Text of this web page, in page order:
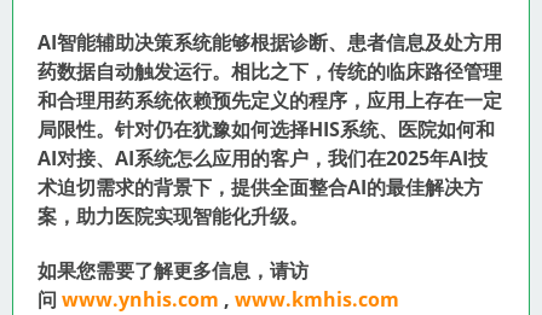
AI智能辅助决策系统能够根据诊断、患者信息及处方用
药数据自动触发运行。相比之下，传统的临床路径管理
和合理用药系统依赖预先定义的程序，应用上存在一定
局限性。针对仍在犹豫如何选择HIS系统、医院如何和
AI对接、AI系统怎么应用的客户，我们在2025年AI技
术迫切需求的背景下，提供全面整合AI的最佳解决方
案，助力医院实现智能化升级。
如果您需要了解更多信息，请访
问 www.ynhis.com , www.kmhis.com